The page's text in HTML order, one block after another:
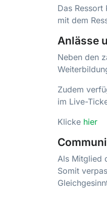
Das
mit dem
Anlässe
Neben den
Zudem
im Live-
Klicke hier
Als Mitglied
Somit